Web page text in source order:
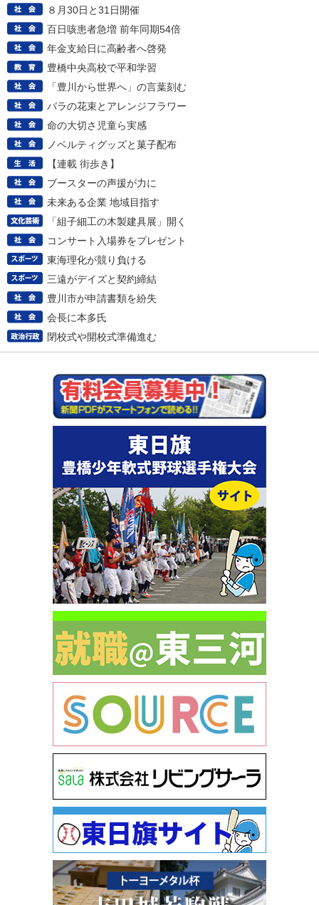
８月30日と31日開催
百日咳患者急増 前年同期54倍
年金支給日に高齢者へ啓発
豊橋中央高校で平和学習
「豊川から世界へ」の言葉刻む
バラの花束とアレンジフラワー
命の大切さ児童ら実感
ノベルティグッズと菓子配布
【連載 街歩き】
ブースターの声援が力に
未来ある企業 地域目指す
「組子細工の木製建具展」開く
コンサート入場券をプレゼント
東海理化が競り負ける
三遠がデイズと契約締結
豊川市が申請書類を紛失
会長に本多氏
閉校式や開校式準備進む